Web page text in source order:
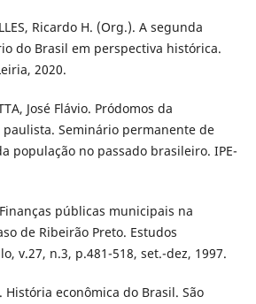
Ricardo H. (Org.). A segunda
do Brasil em perspectiva histórica.
2020.
José Flávio. Pródomos da
Seminário permanente de
população no passado brasileiro. IPE-
públicas municipais na
de Ribeirão Preto. Estudos
v.27, n.3, p.481-518, set.-dez, 1997.
História econômica do Brasil. São